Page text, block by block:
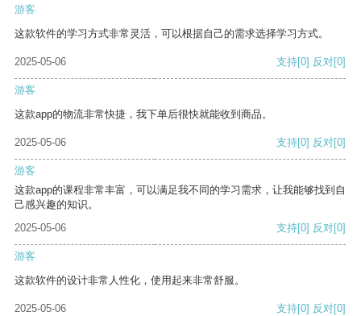
游客
这款软件的学习方式非常灵活，可以根据自己的需求选择学习方式。
2025-05-06 支持[0] 反对[0]
游客
这款app的物流非常快捷，我下单后很快就能收到商品。
2025-05-06 支持[0] 反对[0]
游客
这款app的课程非常丰富，可以满足我不同的学习需求，让我能够找到自
己感兴趣的知识。
2025-05-06
支持[0] 反对[0]
游客
这款软件的设计非常人性化，使用起来非常舒服。
2025-05-06 支持[0] 反对[0]